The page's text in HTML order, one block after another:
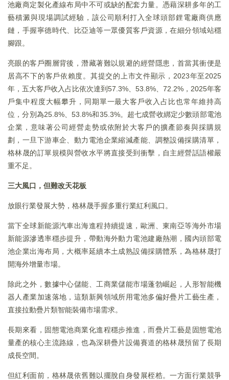
池廠商定製化產線布局中不可或缺的配套力量。憑藉深耕多年的工
藝積澱與現場調試經驗，該公司順利打入全球頭部鋰電廠商供應
鏈，手握寧德時代、比亞迪等一眾優質客戶資源，在細分領域站穩
腳跟。
亮眼的客戶圈層背後，潛藏著難以規避的經營隱患，首當其衝便是
居高不下的客戶依賴度。其提交的上市文件顯示，2023年至2025
年，五大客戶收入占比依次達到57.3%、53.8%、72.2%，2025年客
戶集中程度大幅攀升，同期單一最大客戶收入占比也常年維持高
位，分別為25.8%、53.8%和35.3%。超七成營收綁定少數頭部電池
企業，意味著公司經營走勢或依附於大客戶的擴產節奏與採購規
劃，一旦下游車企、動力電池企業縮減產能、調整設備採購清單，
格林晟的訂單規模與營收水平將直接受到衝擊，自主經營話語權嚴
重不足。
三大風口，但難改天花板
放眼行業發展大勢，格林晟手握多重行業紅利風口。
當下全球新能源汽車出海進程持續提速，歐洲、東南亞等海外市場
新能源滲透率穩步提升，帶動海外動力電池建廠熱潮，國內頭部電
池企業出海布局，大概率延續本土成熟設備採購體系，為格林晟打
開海外增量市場。
除此之外，數據中心儲能、工商業儲能市場蓬勃崛起，人形智能機
器人產業加速落地，這類新興領域所用電池多偏好疊片工藝生產，
直接拉動疊片類智能裝備市場需求。
長期來看，固態電池商業化進程穩步推進，而疊片工藝是固態電池
量產的核心主流路線，也為深耕疊片設備賽道的格林晟預留了長期
成長空間。
但紅利面前，格林晟依舊難以擺脫自身發展桎梏。一方面行業競爭